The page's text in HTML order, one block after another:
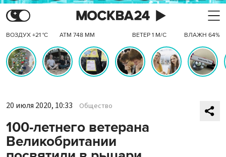
ВОЗДУХ +21 °C АТМ 748 ММ ВЕТЕР 1 М/С ВЛАЖН 64%
20 июля 2020, 10:33 Общество
100-летнего ветерана
Великобритании